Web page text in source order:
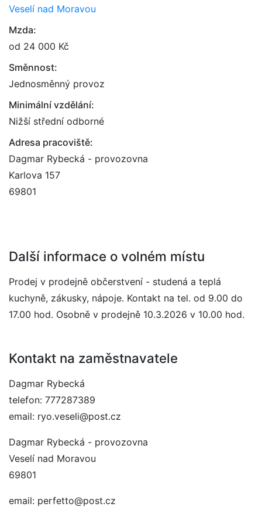
Veselí nad Moravou
Mzda:
od 24 000 Kč
Směnnost:
Jednosměnný provoz
Minimální vzdělání:
Nižší střední odborné
Adresa pracoviště:
Dagmar Rybecká - provozovna
Karlova 157
69801
Další informace o volném místu
Prodej v prodejně občerstvení - studená a teplá
kuchyně, zákusky, nápoje. Kontakt na tel. od 9.00 do
17.00 hod. Osobně v prodejně 10.3.2026 v 10.00 hod.
Kontakt na zaměstnavatele
Dagmar Rybecká
telefon: 777287389
email: ryo.veseli@post.cz
Dagmar Rybecká - provozovna
Veselí nad Moravou
69801
email: perfetto@post.cz